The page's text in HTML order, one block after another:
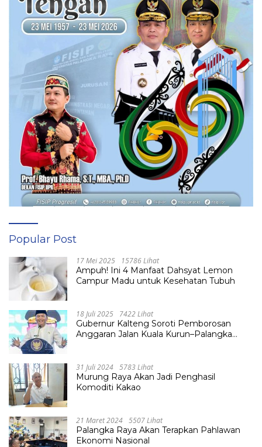
Popular Post
17 Mei 2025 15786 Lihat
Ampuh! Ini 4 Manfaat Dahsyat Lemon
Campur Madu untuk Kesehatan Tubuh
18 Juli 2025 7422 Lihat
Gubernur Kalteng Soroti Pemborosan
Anggaran Jalan Kuala Kurun–Palangka
31 Juli 2024 5783 Lihat
Murung Raya Akan Jadi Penghasil
Komoditi Kakao
21 Maret 2024 5507 Lihat
Palangka Raya Akan Terapkan Pahlawan
Ekonomi Nasional